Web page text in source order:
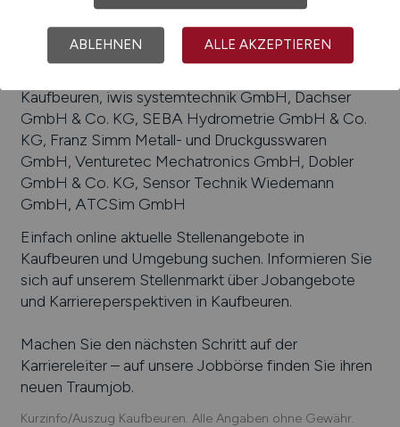
Beliebte Arbeitgeber inKaufbeuren, die
attraktive Jobangebote bieten:Feix Druckguss
GmbH & Co. KG, Leukert GmbH, Hawe Hydraulik
Kaufbeuren, iwis systemtechnik GmbH, Dachser
GmbH & Co. KG, SEBA Hydrometrie GmbH & Co.
KG, Franz Simm Metall- und Druckgusswaren
GmbH, Venturetec Mechatronics GmbH, Dobler
GmbH & Co. KG, Sensor Technik Wiedemann
GmbH, ATCSim GmbH
Einfach online aktuelle Stellenangebote in
Kaufbeuren und Umgebung suchen. Informieren Sie
sich auf unserem Stellenmarkt über Jobangebote
und Karriereperspektiven in Kaufbeuren.
Machen Sie den nächsten Schritt auf der
Karriereleiter – auf unsere Jobbörse finden Sie ihren
neuen Traumjob.
Kurzinfo/Auszug Kaufbeuren. Alle Angaben ohne Gewähr.
ABLEHNEN ALLE AKZEPTIEREN